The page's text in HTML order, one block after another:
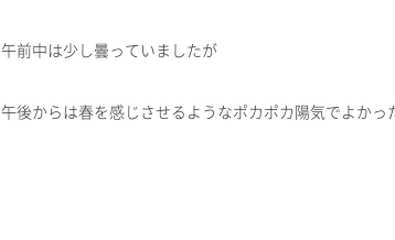
午前中は少し曇っていましたが
午後からは春を感じさせるようなポカポカ陽気でよかっ